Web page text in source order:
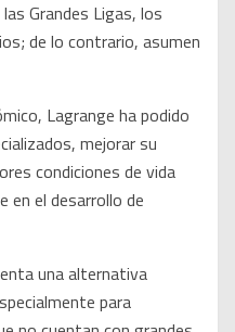
Grandes Ligas, los
de lo contrario, asumen
Lagrange ha podido
mejorar su
condiciones de vida
en el desarrollo de
una alternativa
para